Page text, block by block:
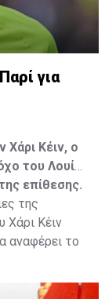
για
Χάρι Κέιν, ο
του Λουίς
επίθεσης.
της
Χάρι Κέιν
αναφέρει το